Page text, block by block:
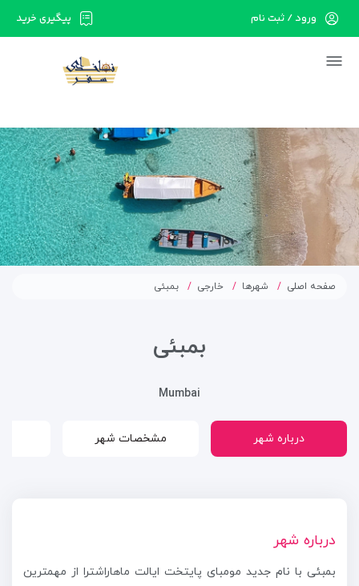
در حال حاضر ارتباط با سرور قطع می باشد لطفا
پیگیری خرید ورود / ثبت نام
صفحه اصلی شهرها خارجی بمبئی
بمبئی
Mumbai
درباره شهر مشخصات شهر
درباره شهر
بمبئی با نام جدید مومبای پایتخت ایالت ماهاراشترا از مهمترین